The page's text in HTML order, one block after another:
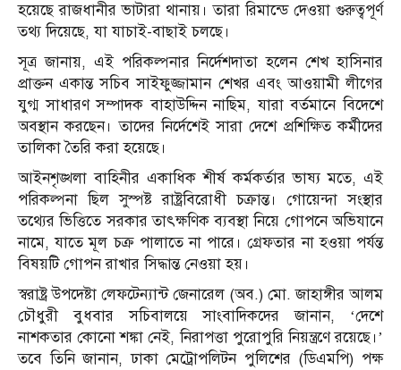
হয়েছে রাজধানীর ভাটারা থানায়। তারা রিমান্ডে দেওয়া গুরুত্বপূর্ণ
তথ্য দিয়েছে, যা যাচাই-বাছাই চলছে।
সূত্র জানায়, এই পরিকল্পনার নির্দেশদাতা হলেন শেখ হাসিনার
প্রাক্তন একান্ত সচিব সাইফুজ্জামান শেখর এবং আওয়ামী লীগের
যুগ্ম সাধারণ সম্পাদক বাহাউদ্দিন নাছিম, যারা বর্তমানে বিদেশে
অবস্থান করছেন। তাদের নির্দেশেই সারা দেশে প্রশিক্ষিত কর্মীদের
তালিকা তৈরি করা হয়েছে।
আইনশৃঙ্খলা বাহিনীর একাধিক শীর্ষ কর্মকর্তার ভাষ্য মতে, এই
পরিকল্পনা ছিল সুস্পষ্ট রাষ্ট্রবিরোধী চক্রান্ত। গোয়েন্দা সংস্থার
তথ্যের ভিত্তিতে সরকার তাৎক্ষণিক ব্যবস্থা নিয়ে গোপনে অভিযানে
নামে, যাতে মূল চক্র পালাতে না পারে। গ্রেফতার না হওয়া পর্যন্ত
বিষয়টি গোপন রাখার সিদ্ধান্ত নেওয়া হয়।
স্বরাষ্ট্র উপদেষ্টা লেফটেন্যান্ট জেনারেল (অব.) মো. জাহাঙ্গীর আলম
চৌধুরী বুধবার সচিবালয়ে সাংবাদিকদের জানান, ‘দেশে
নাশকতার কোনো শঙ্কা নেই, নিরাপত্তা পুরোপুরি নিয়ন্ত্রণে রয়েছে।’
তবে তিনি জানান, ঢাকা মেট্রোপলিটন পুলিশের (ডিএমপি) পক্ষ